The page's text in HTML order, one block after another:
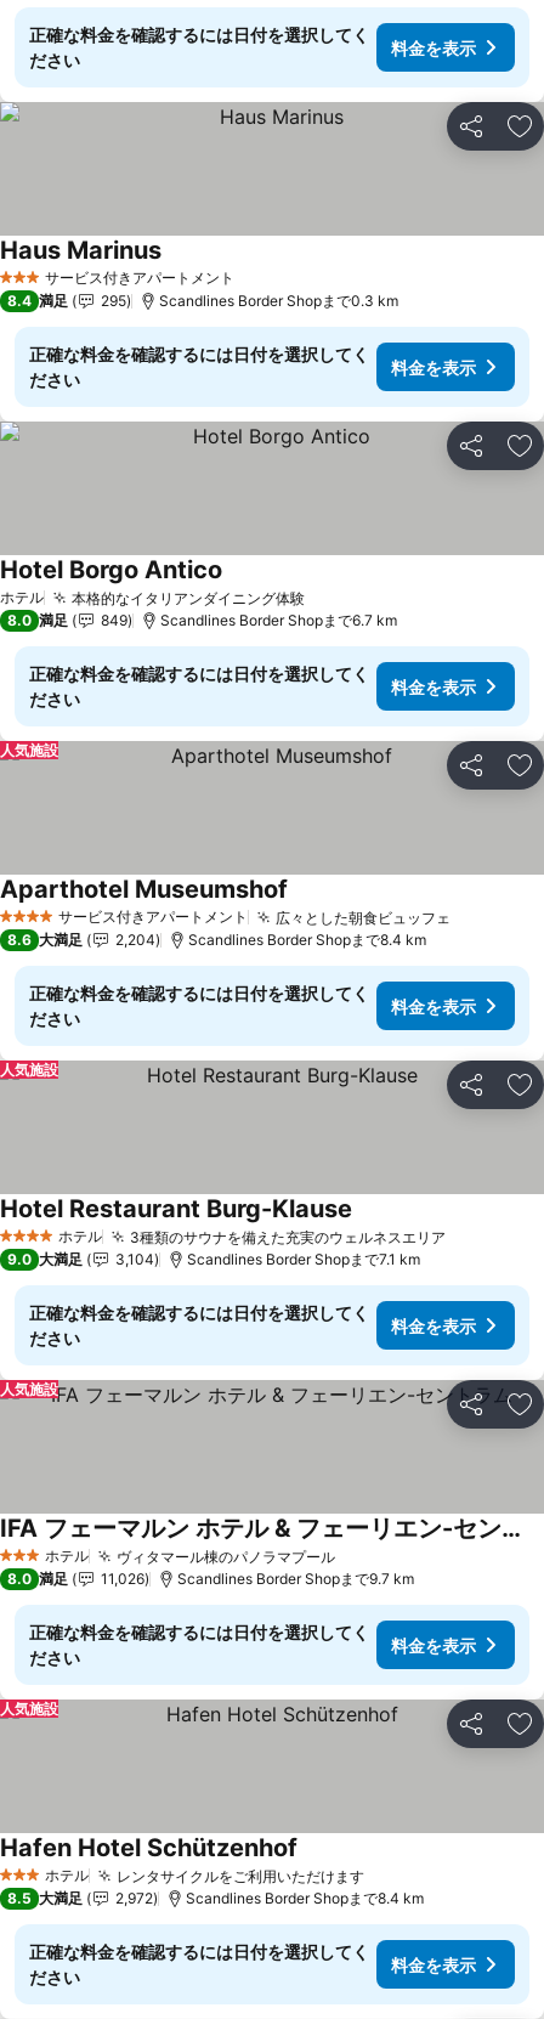
正確な料金を確認するには日付を選択してく
ださい
料金を表示
シェア お
3 ホテルのランク
サービス付きアパートメント
Haus Marinus料金を表示
8.4 満足 295 Scandlines Border Shopまで0.3 km
正確な料金を確認するには日付を選択してく
ださい
料金を表示
シェア お
ホテル 本格的なイタリアンダイニング体験料金を表示
Hotel Borgo Antico
8.0 満足 849 Scandlines Border Shopまで6.7 km
正確な料金を確認するには日付を選択してく
ださい
料金を表示
シェア お
人気施設
4 ホテルのランクサービス付きアパートメント 広々とした朝食ビュッフェ
Aparthotel Museumshof
8.6 大満足 2,204 Scandlines Border Shopまで8.4 km
正確な料金を確認するには日付を選択してく
ださい
料金を表示
シェア お
人気施設
4 ホテルのランク
ホテル 3種類のサウナを備えた充実のウェルネスエリア
Hotel Restaurant Burg-Klause
9.0 大満足 3,104 Scandlines Border Shopまで7.1 km
正確な料金を確認するには日付を選択してく
ださい
料金を表示
シェア お
人気施設
3 ホテルのランク
ホテル ヴィタマール棟のパノラマプール料金を表示
IFA フェーマルン ホテル & フェーリエン-セントラム
料金を表示
8.0 満足 11,026 Scandlines Border Shopまで9.7 km
正確な料金を確認するには日付を選択してく
ださい
料金を表示
シェア お
人気施設
3 ホテルのランク
ホテル レンタサイクルをご利用いただけます料金を表示
Hafen Hotel Schützenhof
8.5 大満足 2,972 Scandlines Border Shopまで8.4 km
正確な料金を確認するには日付を選択してく
ださい
料金を表示